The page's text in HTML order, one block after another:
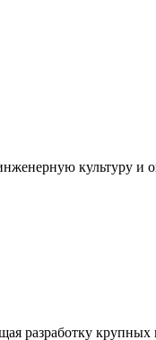
культуру и
разработку